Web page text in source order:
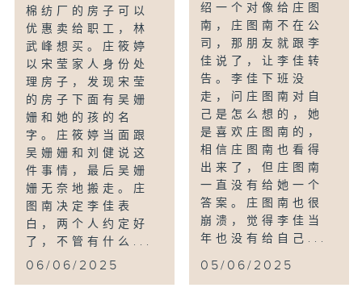
棉纺厂的房子可以
优惠卖给职工，林
武峰想买。庄筱婷
以宋莹家人身份处
理房子，发现宋莹
的房子下面有吴姗
姗和她的孩的名
字。庄筱婷当面跟
吴姗姗和刘健说这
件事情，最后吴姗
姗无奈地搬走。庄
图南决定李佳表
白，两个人约定好
了，不管有什么...
06/06/2025
绍一个对像给庄图
南，庄图南不在公
司，那朋友就跟李
佳说了，让李佳转
告。李佳下班没
走，问庄图南对自
己是怎么想的，她
是喜欢庄图南的，
相信庄图南也看得
出来了，但庄图南
一直没有给她一个
答案。庄图南也很
崩溃，觉得李佳当
年也没有给自己...
05/06/2025